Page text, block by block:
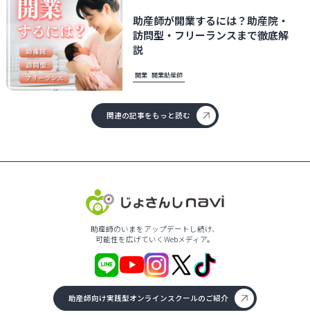
助産師が開業するには？助産院・
訪問型・フリーランスまで徹底解
説
開業 開業助産師
関連の記事をもっと読む
助産師のいまをアップデートし続け、
可能性を広げていくWebメディア。
助産師向け実践型オンラインスクールのご紹介